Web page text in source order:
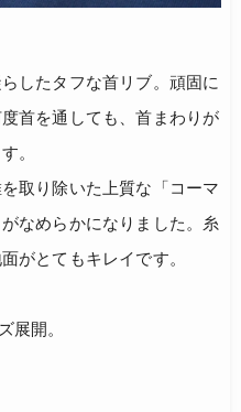
したタフな首リブ。頑固に
首を通しても、首まわりが
。
取り除いた上質な「コーマ
なめらかになりました。糸
がとてもキレイです。
展開。